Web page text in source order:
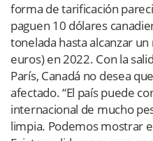
forma de tarificación
paguen 10 dólares
tonelada hasta alcanzar
euros) en 2022. Con la
París, Canadá no desea
afectado. “El país puede
internacional de mucho
limpia. Podemos mostrar